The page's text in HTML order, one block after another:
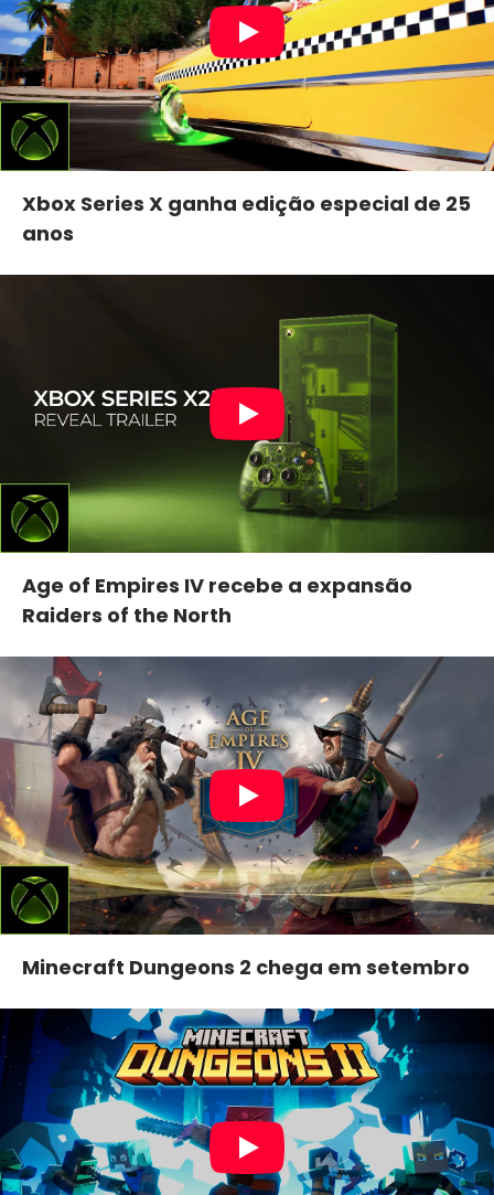
Xbox Series X ganha edição especial de 25
anos
Age of Empires IV recebe a expansão
Raiders of the North
Minecraft Dungeons 2 chega em setembro